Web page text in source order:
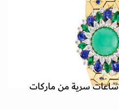
سرية من ماركات